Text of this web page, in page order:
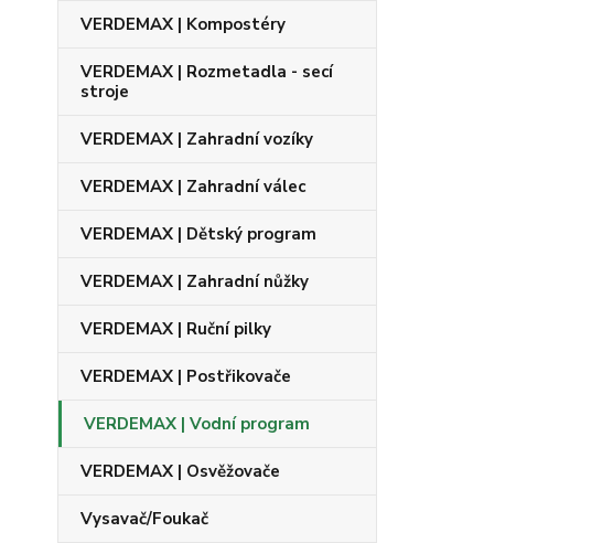
VERDEMAX | Kompostéry
VERDEMAX | Rozmetadla - secí
stroje
VERDEMAX | Zahradní vozíky
VERDEMAX | Zahradní válec
VERDEMAX | Dětský program
VERDEMAX | Zahradní nůžky
VERDEMAX | Ruční pilky
VERDEMAX | Postřikovače
VERDEMAX | Vodní program
VERDEMAX | Osvěžovače
Vysavač/Foukač